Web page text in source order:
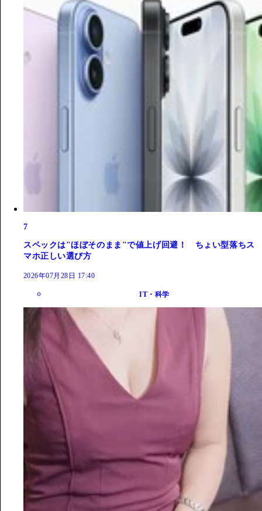
7
スペックは"ほぼそのまま"で値上げ回避！ ちょい型落ちス
マホ正しい選び方
2026年07月28日 17:40
IT・科学